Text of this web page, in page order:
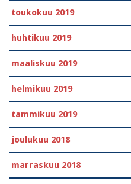
toukokuu 2019
huhtikuu 2019
maaliskuu 2019
helmikuu 2019
tammikuu 2019
joulukuu 2018
marraskuu 2018